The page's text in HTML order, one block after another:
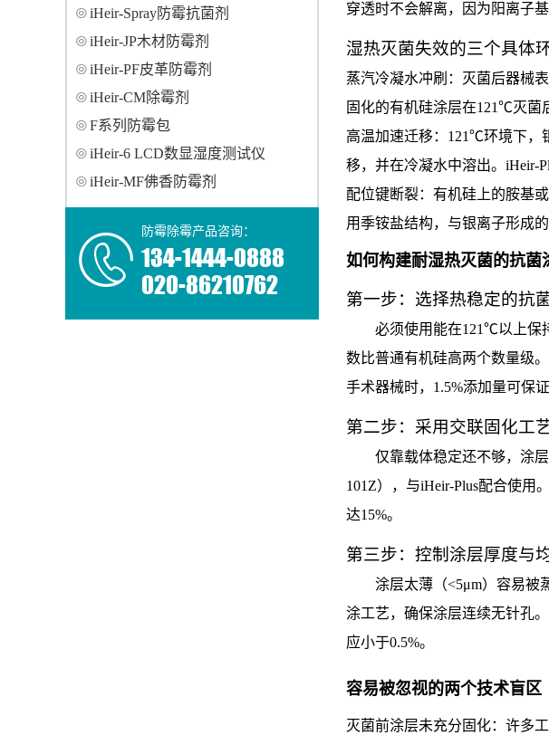
iHeir-Spray防霉抗菌剂
iHeir-JP木材防霉剂
iHeir-PF皮革防霉剂
iHeir-CM除霉剂
F系列防霉包
iHeir-6 LCD数显湿度测试仪
iHeir-MF佛香防霉剂
防霉除霉产品咨询：
134-1444-0888
020-86210762
穿透时不会解离，因为阳离子
湿热灭菌失效的三个具体
蒸汽冷凝水冲刷：灭菌后器械
固化的有机硅涂层在121℃灭菌
高温加速迁移：121℃环境下，
移，并在冷凝水中溶出。iHeir-
配位键断裂：有机硅上的胺基
用季铵盐结构，与银离子形成
如何构建耐湿热灭菌的抗菌
第一步：选择热稳定的抗
必须使用能在121℃以上保
数比普通有机硅高两个数量级
手术器械时，1.5%添加量可保
第二步：采用交联固化工
仅靠载体稳定还不够，涂
101Z），与iHeir-Plus配合使
达15%。
第三步：控制涂层厚度与
涂层太薄（<5μm）容易被
涂工艺，确保涂层连续无针孔
应小于0.5%。
容易被忽视的两个技术盲区
灭菌前涂层未充分固化：许多